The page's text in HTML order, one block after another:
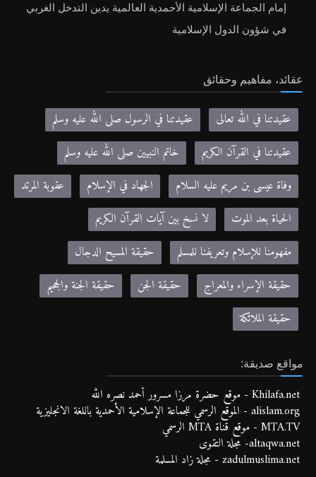
إمام الجماعة الإسلامية الأحمدية العالمية يدين التدخل الغربي
في شؤون الدول الإسلامية
عقائد، مفاهيم وحقائق
عقيدتنا في الله تعالى
عقيدتنا في الرسول صلى الله عليه وسلم
عقيدتنا في القرآن الكريم
خاتم النبيين صلى الله عليه وسلم
وفاة عيسى بن مريم عليه السلام
الجهاد في الإسلام
عقوبة المرتد
الحياة بعد الموت
لا نسخ بين آيات القرآن الكريم
مفهومنا للإسلام وتعريفنا للمسلم
حقيقة المسيح الدجال
حقيقة الإسراء والمعراج
حقيقة الجن
حقيقة الجنة والجحيم
حقيقة الملائكة
مواقع صديقة:
Khilafa.net - موقع حضرة مرزا مسرور أحمد نصره الله
alislam.org - الموقع الرسمي للجماعة الإسلامية الأحمدية باللغة الانجليزية
MTA.TV - موقع قناة MTA الرسمي
altaqwa.net- مجلة التقوى
zadulmuslima.net - مجلة زاد المسلمة